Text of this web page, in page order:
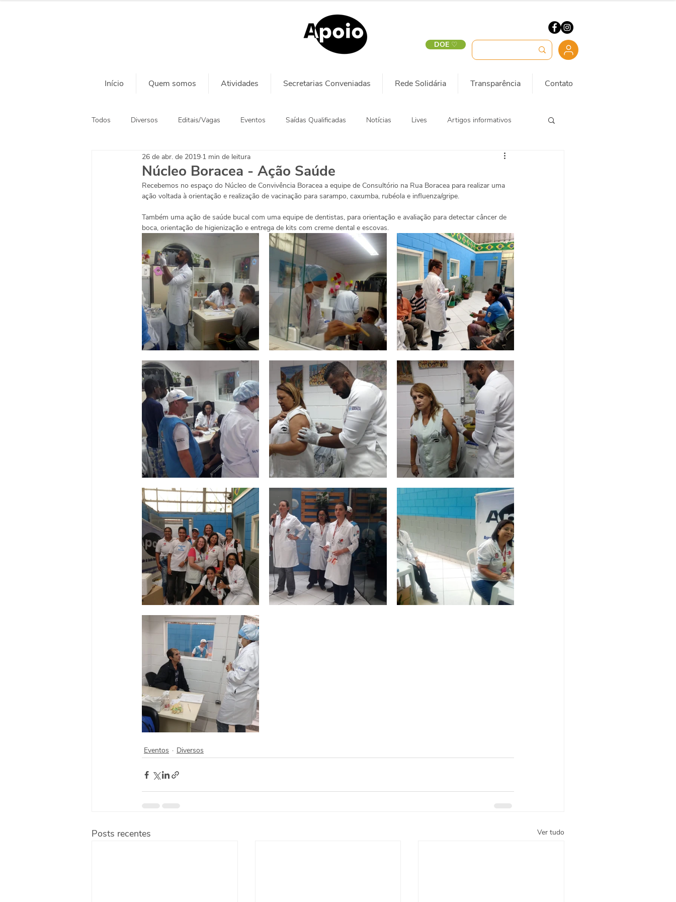
DOE ♡
Início Quem somos Atividades Secretarias Conveniadas Rede Solidária Transparência Contato
Todos Diversos Editais/Vagas Eventos Saídas Qualificadas Notícias Lives Artigos informativos
Ação Social Habitação
Núcleo Boracea - Ação Saúde
26 de abr. de 2019 1 min de leitura
Recebemos no espaço do Núcleo de Convivência Boracea a equipe de Consultório na Rua Boracea para realizar uma
ação voltada à orientação e realização de vacinação para sarampo, caxumba, rubéola e influenza/gripe.
Também uma ação de saúde bucal com uma equipe de dentistas, para orientação e avaliação para detectar câncer de
boca, orientação de higienização e entrega de kits com creme dental e escovas.
Eventos Diversos
Posts recentes Ver tudo